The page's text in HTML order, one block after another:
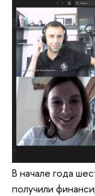
В начале года
получили